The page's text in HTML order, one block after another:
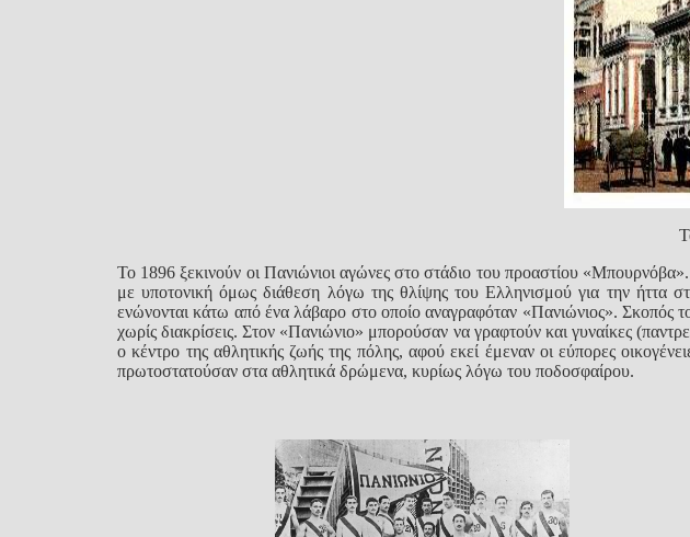
Το 1896 ξεκινούν οι Πανιώνιοι αγώνες στο στάδιο του προαστίου
με υποτονική όμως διάθεση λόγω της θλίψης του Ελληνισμού για την ήττα
ενώνονται κάτω από ένα λάβαρο στο οποίο αναγραφόταν «Πανιώνιος». Σκοπός
χωρίς διακρίσεις. Στον «Πανιώνιο» μπορούσαν να γραφτούν και γυναίκες
ο κέντρο της αθλητικής ζωής της πόλης, αφού εκεί έμεναν οι εύπορες
πρωτοστατούσαν στα αθλητικά δρώμενα, κυρίως λόγω του ποδοσφαίρου.